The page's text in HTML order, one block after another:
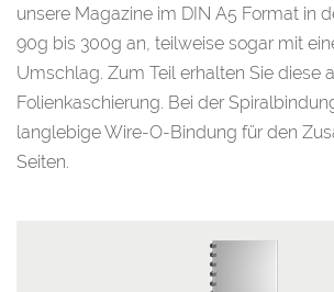
unsere Magazine im DIN A5 Format in
90g bis 300g an, teilweise sogar mit
Umschlag. Zum Teil erhalten Sie diese
Folienkaschierung. Bei der
langlebige Wire-O-Bindung für den
Seiten.